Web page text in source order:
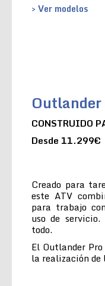
> Ver modelos
CONSTRUIDO
Desde 11.299€
Creado para
este ATV
para trabajo
uso de
todo.
El Outlander
la realización de